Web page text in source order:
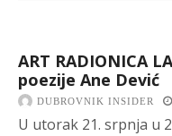
ART RADIONICA
poezije Ane Dević
DUBROVNIK INSIDER
U utorak 21. srpnja u